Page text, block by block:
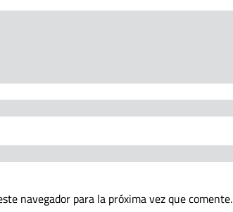
navegador para la próxima vez que comente.